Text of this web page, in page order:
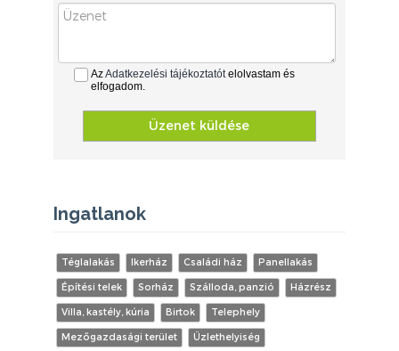
AzAdatkezelési tájékoztatótelolvastam és
elfogadom.
Üzenet küldése
Ingatlanok
Téglalakás Ikerház Családi ház
Panellakás
Építési telek
Sorház Szálloda, panzió
Házrész
Villa, kastély, kúria
Birtok
Telephely
Mezőgazdasági terület
Üzlethelyiség